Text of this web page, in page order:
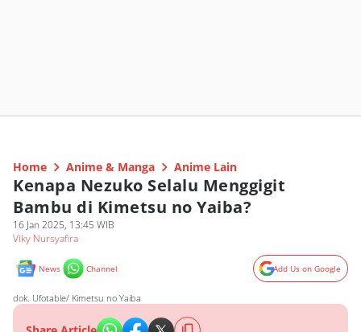
Home Anime & Manga Anime Lain
Kenapa Nezuko Selalu Menggigit
Bambu di Kimetsu no Yaiba?
16 Jan 2025, 13:45 WIB
Viky Nursyafira
News Channel Add Us on Google
dok. Ufotable/ Kimetsu no Yaiba